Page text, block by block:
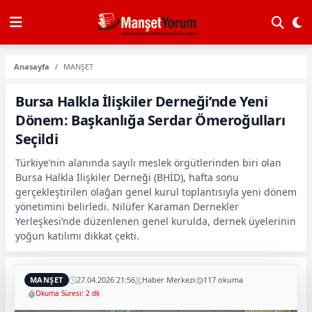
Anasayfa MANŞET
Bursa Halkla İlişkiler Derneği’nde Yeni
Dönem: Başkanlığa Serdar Ömeroğulları
Seçildi
Türkiye’nin alanında sayılı meslek örgütlerinden biri olan
Bursa Halkla İlişkiler Derneği (BHİD), hafta sonu
gerçekleştirilen olağan genel kurul toplantısıyla yeni dönem
yönetimini belirledi. Nilüfer Karaman Dernekler
Yerleşkesi’nde düzenlenen genel kurulda, dernek üyelerinin
yoğun katılımı dikkat çekti.
MANŞET 27.04.2026 21:56 Haber Merkezi 117 okuma
Okuma Süresi: 2 dk